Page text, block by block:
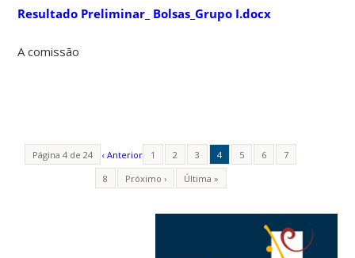
Resultado Preliminar_ Bolsas_Grupo I.docx
A comissão
Página 4 de 24 ‹ Anterior 1 2 3 4 5 6
7
8
Próximo › Última »